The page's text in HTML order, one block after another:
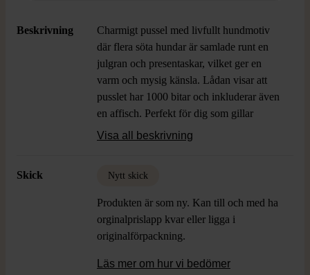
Beskrivning
Charmigt pussel med livfullt hundmotiv
där flera söta hundar är samlade runt en
julgran och presentaskar, vilket ger en
varm och mysig känsla. Lådan visar att
pusslet har 1000 bitar och inkluderar även
en affisch. Perfekt för dig som gillar
detaljerade vintermotiv och vill ha en rolig
Visa all beskrivning
Skick Nytt skick
Produkten är som ny. Kan till och med ha
orginalprislapp kvar eller ligga i
originalförpackning.
Läs mer om hur vi bedömer